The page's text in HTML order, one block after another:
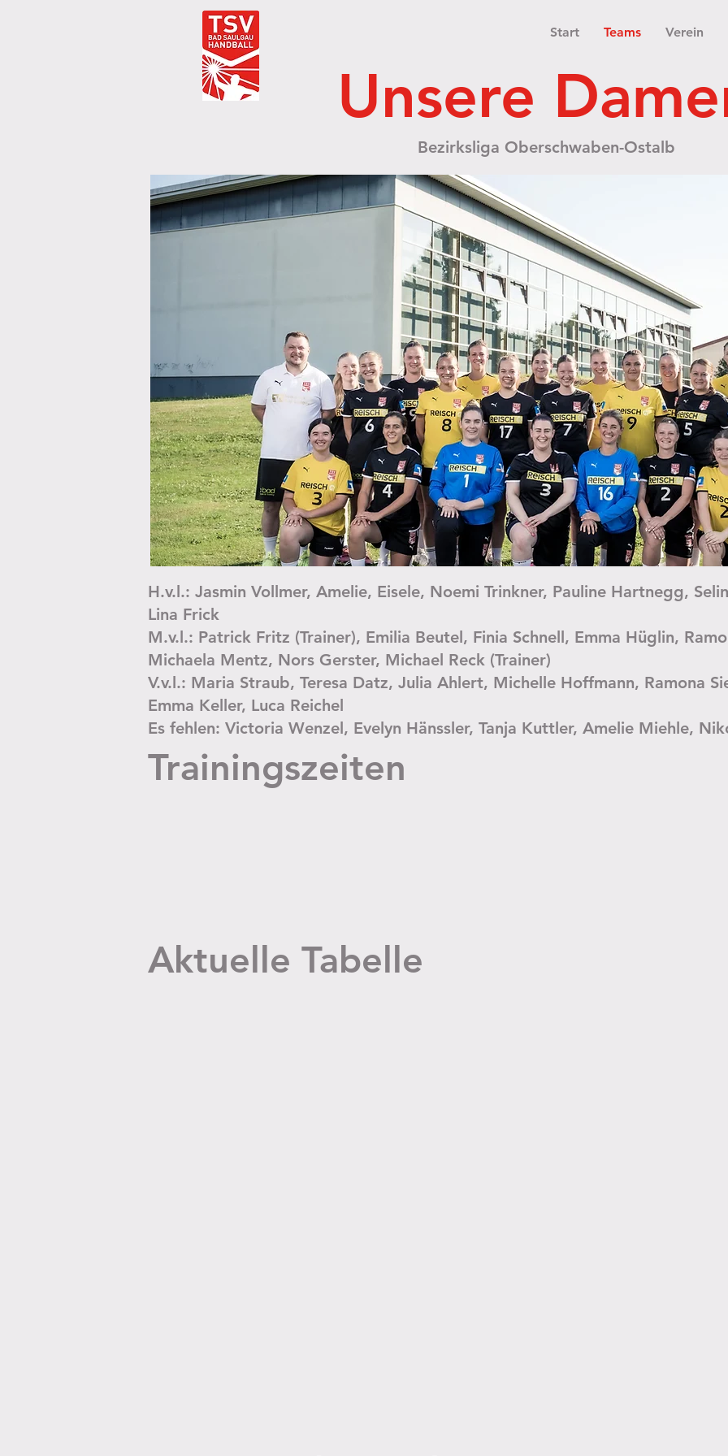
Start Teams Verein
Unsere
Bezirksliga Oberschwaben-Ostalb
H.v.l.: Jasmin Vollmer, Amelie, Eisele, Noemi Trinkner, Pauline Hartnegg,
Lina Frick
M.v.l.: Patrick Fritz (Trainer), Emilia Beutel, Finia Schnell, Emma Hüglin,
Michaela Mentz, Nors Gerster, Michael Reck (Trainer)
V.v.l.: Maria Straub, Teresa Datz, Julia Ahlert, Michelle Hoffmann, Ramona
Emma Keller, Luca Reichel
Es fehlen: Victoria Wenzel, Evelyn Hänssler, Tanja Kuttler, Amelie Miehle,
Trainingszeiten
Aktuelle Tabelle